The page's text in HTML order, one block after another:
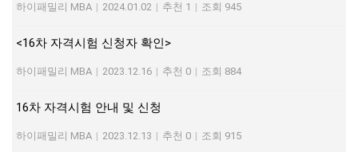
하이패밀리 MBA | 2024.01.02 | 추천 1 | 조회 945
<16차 자격시험 신청자 확인>
하이패밀리 MBA | 2023.12.16 | 추천 0 | 조회 884
16차 자격시험 안내 및 신청
하이패밀리 MBA | 2023.12.13 | 추천 0 | 조회 915